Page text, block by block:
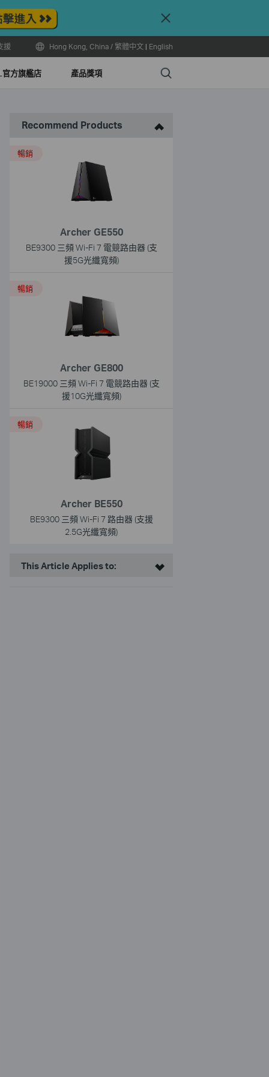
Close
援 Hong Kong, China / 繁體中文 | English
方旗艦店 產品獎項 Search
Recommend Products
Archer GE550
BE9300 三頻 Wi-Fi 7 電競路由器 (支
援5G光纖寬頻)
暢銷
Archer GE800
BE19000 三頻 Wi-Fi 7 電競路由器 (支
援10G光纖寬頻)
暢銷
Archer BE550
BE9300 三頻 Wi-Fi 7 路由器 (支援
2.5G光纖寬頻)
暢銷
This Article Applies to: